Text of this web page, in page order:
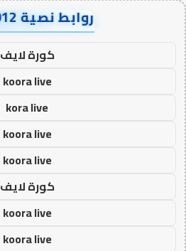
روابط نصية AA18012
كورة لايف
koora live
kora live
koora live
koora live
كورة لايف
koora live
koora live